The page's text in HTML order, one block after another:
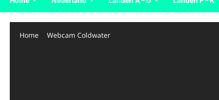
Home Webcam Coldwater